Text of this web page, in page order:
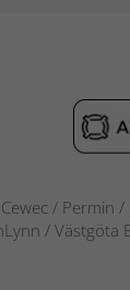
/ Permin
/